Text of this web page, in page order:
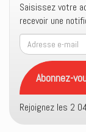
Saisissez votre
recevoir une
Adresse
e-
mail
Abonnez-
Rejoignez les 2